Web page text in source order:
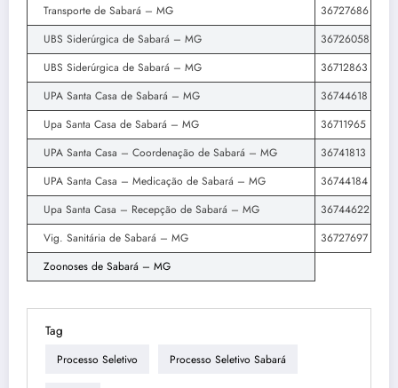
Transporte de Sabará – MG
36727686
UBS Siderúrgica de Sabará – MG
36726058
UBS Siderúrgica de Sabará – MG
36712863
UPA Santa Casa de Sabará – MG
36744618
Upa Santa Casa de Sabará – MG
36711965
UPA Santa Casa – Coordenação de Sabará – MG
36741813
UPA Santa Casa – Medicação de Sabará – MG
36744184
Upa Santa Casa – Recepção de Sabará – MG
36744622
Vig. Sanitária de Sabará – MG
36727697
Zoonoses de Sabará – MG
Tag
Processo Seletivo Processo Seletivo Sabará